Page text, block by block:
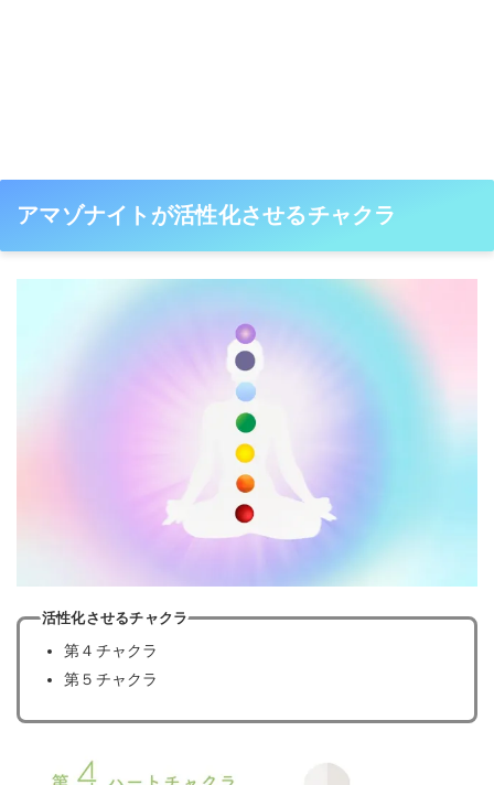
アマゾナイトが活性化させるチャクラ
活性化させるチャクラ
第４チャクラ
第５チャクラ